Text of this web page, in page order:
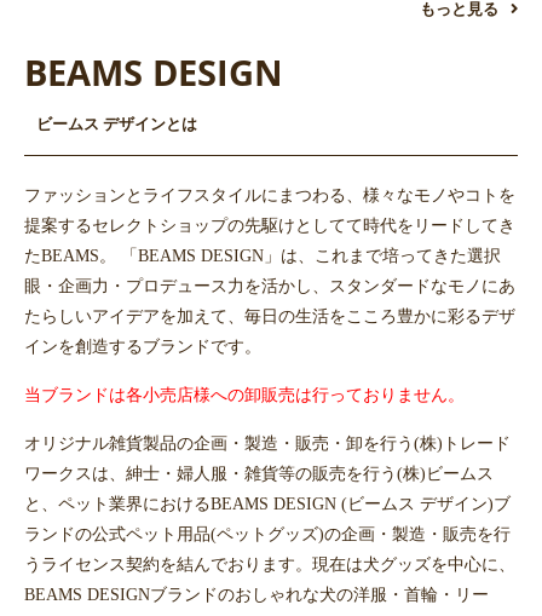
もっと見る
BEAMS DESIGN
ビームス デザインとは
ファッションとライフスタイルにまつわる、様々なモノやコトを
提案するセレクトショップの先駆けとしてて時代をリードしてき
たBEAMS。 「BEAMS DESIGN」は、これまで培ってきた選択
眼・企画力・プロデュース力を活かし、スタンダードなモノにあ
たらしいアイデアを加えて、毎日の生活をこころ豊かに彩るデザ
インを創造するブランドです。
当ブランドは各小売店様への卸販売は行っておりません。
オリジナル雑貨製品の企画・製造・販売・卸を行う(株)トレード
ワークスは、紳士・婦人服・雑貨等の販売を行う(株)ビームス
と、ペット業界におけるBEAMS DESIGN (ビームス デザイン)ブ
ランドの公式ペット用品(ペットグッズ)の企画・製造・販売を行
うライセンス契約を結んでおります。現在は犬グッズを中心に、
BEAMS DESIGNブランドのおしゃれな犬の洋服・首輪・リー